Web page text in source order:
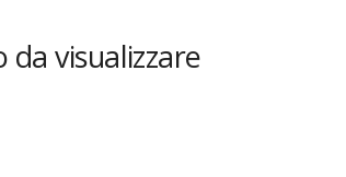
da visualizzare